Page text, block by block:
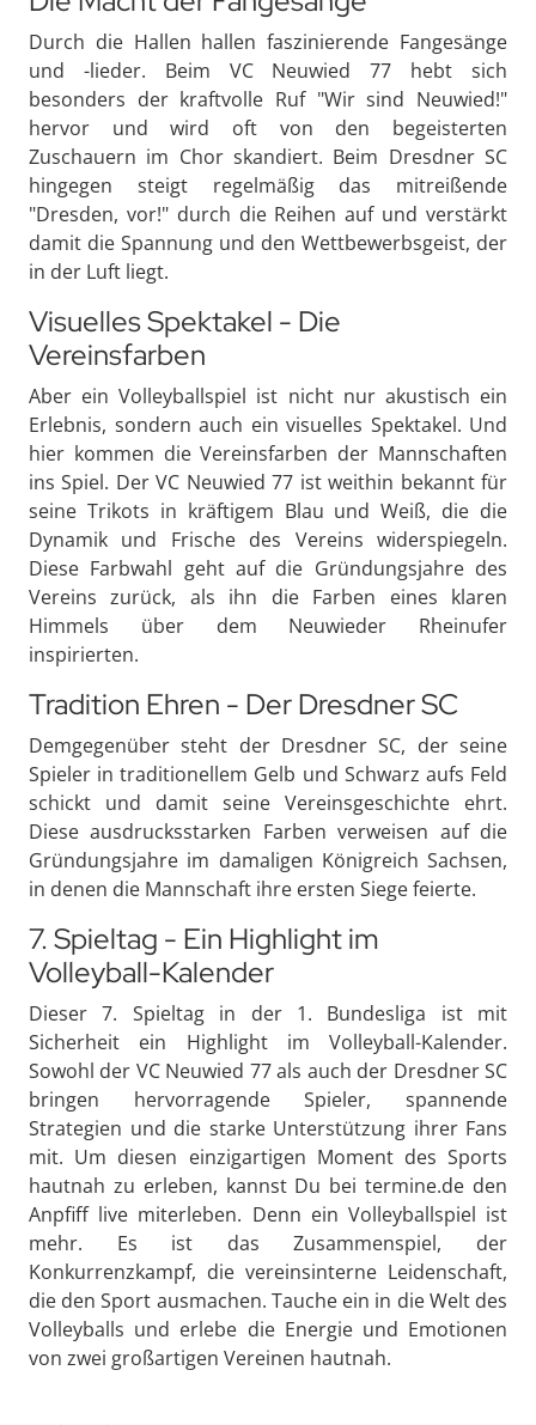
Durch die Hallen hallen faszinierende Fangesänge
und -lieder. Beim VC Neuwied 77 hebt sich
besonders der kraftvolle Ruf "Wir sind Neuwied!"
hervor und wird oft von den begeisterten
Zuschauern im Chor skandiert. Beim Dresdner SC
hingegen steigt regelmäßig das mitreißende
"Dresden, vor!" durch die Reihen auf und verstärkt
damit die Spannung und den Wettbewerbsgeist, der
in der Luft liegt.
Visuelles Spektakel - Die
Vereinsfarben
Aber ein Volleyballspiel ist nicht nur akustisch ein
Erlebnis, sondern auch ein visuelles Spektakel. Und
hier kommen die Vereinsfarben der Mannschaften
ins Spiel. Der VC Neuwied 77 ist weithin bekannt für
seine Trikots in kräftigem Blau und Weiß, die die
Dynamik und Frische des Vereins widerspiegeln.
Diese Farbwahl geht auf die Gründungsjahre des
Vereins zurück, als ihn die Farben eines klaren
Himmels über dem Neuwieder Rheinufer
inspirierten.
Tradition Ehren - Der Dresdner SC
Demgegenüber steht der Dresdner SC, der seine
Spieler in traditionellem Gelb und Schwarz aufs Feld
schickt und damit seine Vereinsgeschichte ehrt.
Diese ausdrucksstarken Farben verweisen auf die
Gründungsjahre im damaligen Königreich Sachsen,
in denen die Mannschaft ihre ersten Siege feierte.
7. Spieltag - Ein Highlight im
Volleyball-Kalender
Dieser 7. Spieltag in der 1. Bundesliga ist mit
Sicherheit ein Highlight im Volleyball-Kalender.
Sowohl der VC Neuwied 77 als auch der Dresdner SC
bringen hervorragende Spieler, spannende
Strategien und die starke Unterstützung ihrer Fans
mit. Um diesen einzigartigen Moment des Sports
hautnah zu erleben, kannst Du bei termine.de den
Anpfiff live miterleben. Denn ein Volleyballspiel ist
mehr. Es ist das Zusammenspiel, der
Konkurrenzkampf, die vereinsinterne Leidenschaft,
die den Sport ausmachen. Tauche ein in die Welt des
Volleyballs und erlebe die Energie und Emotionen
von zwei großartigen Vereinen hautnah.